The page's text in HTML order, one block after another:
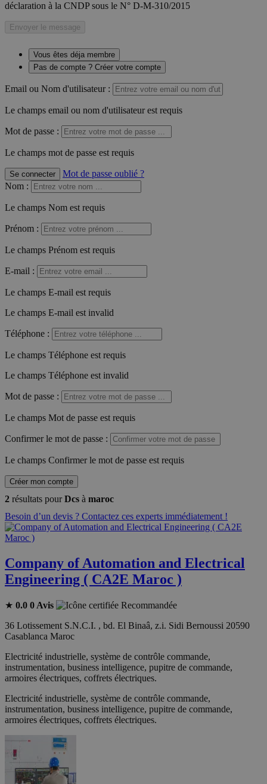
déclaration à la CNDP sous le N° D-M-310/2015
Envoyer le message
Vous êtes déja membre
Pas de compte ? Créer votre compte
Email ou Nom d'utilisateur :
Le champs email ou nom d'utilisateur est requis
Mot de passe :
Le champs mot de passe est requis
Se connecter
Mot de passe oublié ?
Nom :
Le champs Nom est requis
Prénom :
Le champs Prénom est requis
E-mail :
Le champs E-mail est requis
Le champs E-mail est invalid
Téléphone :
Le champs Téléphone est requis
Le champs Téléphone est invalid
Mot de passe :
Le champs Mot de passe est requis
Confirmer le mot de passe :
Le champs Confirmer le mot de passe est requis
Créer mon compte
2 résultats pourDcs à maroc
Besoin d’un devis ? Contactez ces experts immédiatement !
Company of Automation and Electrical
Engineering ( CA2E Maroc )
★ 0.0 0 Avis
Recommandée
36 Lotissement S.N.C.I. , bd. El Binaâ, z.i. Sidi Bernoussi 20590
Casablanca Maroc
Electricité industrielle, système de contrôle commande,
instrumentation, business intelligence, pupitre de commande,
armoires électriques, coffrets électriques.
Electricité industrielle, système de contrôle commande,
instrumentation, business intelligence, pupitre de commande,
armoires électriques, coffrets électriques.